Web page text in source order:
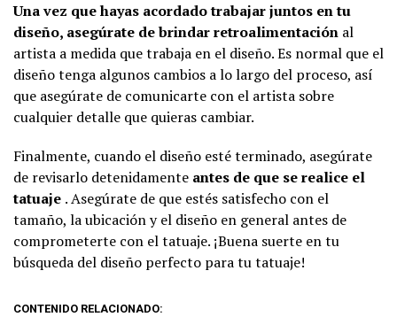
Una vez que hayas acordado trabajar juntos en tu
diseño, asegúrate de brindar retroalimentación al
artista a medida que trabaja en el diseño. Es normal que el
diseño tenga algunos cambios a lo largo del proceso, así
que asegúrate de comunicarte con el artista sobre
cualquier detalle que quieras cambiar.
Finalmente, cuando el diseño esté terminado, asegúrate
de revisarlo detenidamente antes de que se realice el
tatuaje . Asegúrate de que estés satisfecho con el
tamaño, la ubicación y el diseño en general antes de
comprometerte con el tatuaje. ¡Buena suerte en tu
búsqueda del diseño perfecto para tu tatuaje!
CONTENIDO RELACIONADO: